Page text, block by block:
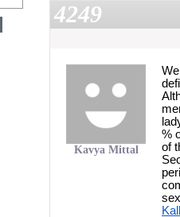
4249
Kavya Mittal
%
of